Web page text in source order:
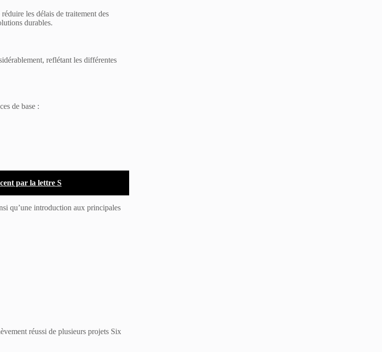
les délais de traitement des
durables.
reflétant les différentes
de base :
par la lettre S
qu’une introduction aux principales
réussi de plusieurs projets Six